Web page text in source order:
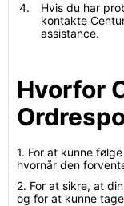
Hvis du har
kontakte
assistance.
Hvorfor
1. For at kunne
hvornår den
2. For at sikre, at
og for at kunne